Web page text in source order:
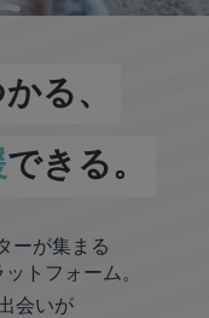
る、
できる。
ーが集まる
トフォーム。
会いが